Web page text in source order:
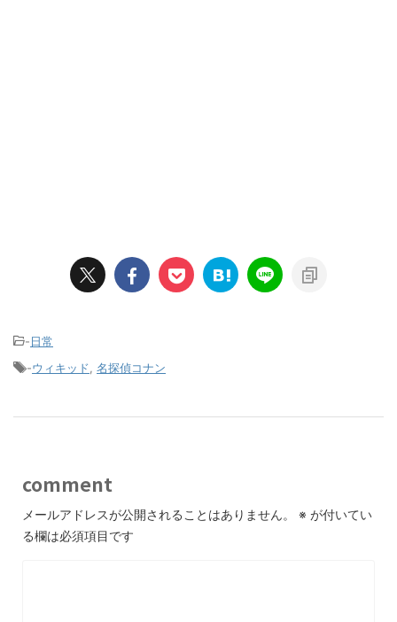
-日常
-ウィキッド 名探偵コナン
comment
メールアドレスが公開されることはありません。 ※ が付いてい
る欄は必須項目です